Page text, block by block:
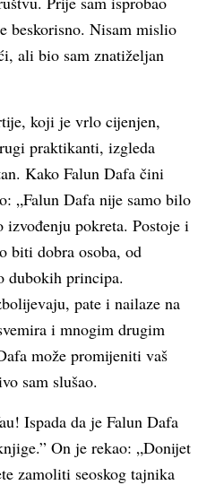
beskorisno. Nisam mislio
ali bio sam znatiželjan
koji je vrlo cijenjen,
praktikanti, izgleda
Kako Falun Dafa čini
„Falun Dafa nije samo bilo
pokreta. Postoje i
biti dobra osoba, od
dubokih principa.
pate i nailaze na
i mnogim drugim
može promijeniti vaš
sam slušao.
Ispada da je Falun Dafa
On je rekao: „Donijet
zamoliti seoskog tajnika